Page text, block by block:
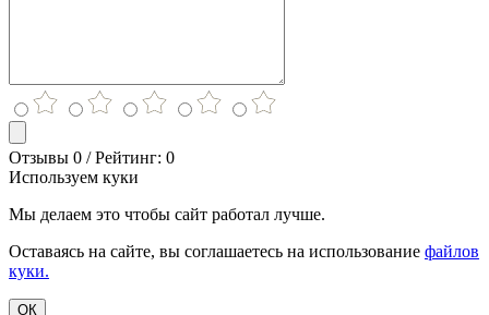
Отзывы 0 / Рейтинг: 0
Используем куки
Мы делаем это чтобы сайт работал лучше.
Оставаясь на сайте, вы соглашаетесь на использование файлов
куки.
ОК